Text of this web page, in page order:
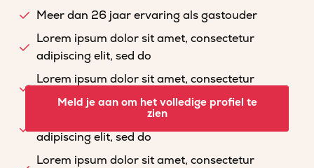
Meer dan 26 jaar ervaring als gastouder
Lorem ipsum dolor sit amet, consectetur
adipiscing elit, sed do
Lorem ipsum dolor sit amet, consectetur
adipiscing elit, sed do
Lorem ipsum dolor sit amet, consectetur
adipiscing elit, sed do
Lorem ipsum dolor sit amet, consectetur
Meld je aan om het volledige profiel te
zien